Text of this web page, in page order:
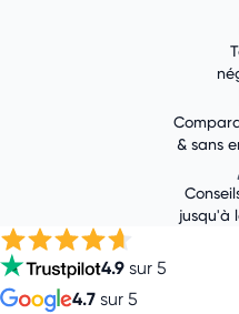
& sans
jusqu'à
4.9 sur 5
4.7 sur 5